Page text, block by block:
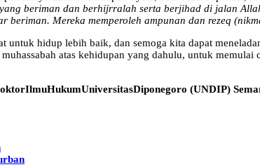
beriman dan berhijrralah serta berjihad di jalan
Mereka memperoleh ampunan dan rezeq
hidup lebih baik, dan semoga kita dapat
atas kehidupan yang dahulu, untuk
(UNDIP)